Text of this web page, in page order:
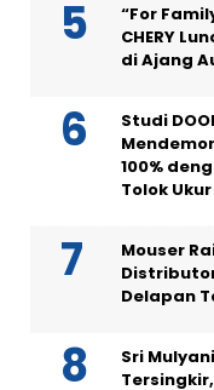
“For
CHERY
di Ajang
Studi
100%
Tolok
Mouser
Delapan
Sri